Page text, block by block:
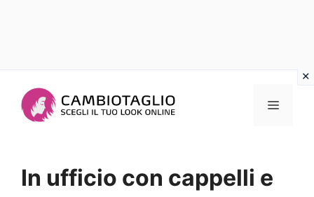
Menu
In ufficio con cappelli e